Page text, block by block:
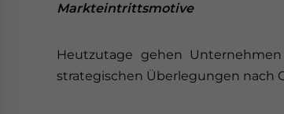
Markteintrittsmotive
Heutzutage gehen
strategischen Überlegungen nach